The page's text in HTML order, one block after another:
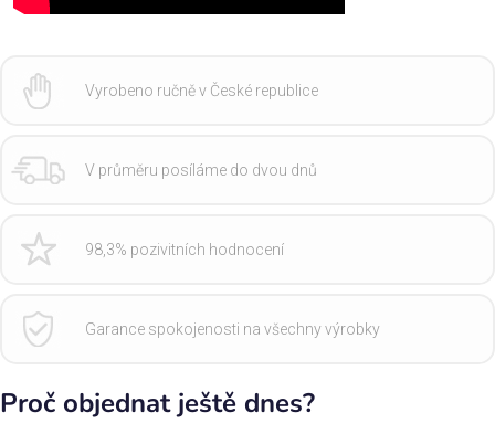
Vyrobeno ručně v České republice
V průměru posíláme do dvou dnů
98,3% pozivitních hodnocení
Garance spokojenosti na všechny výrobky
Proč objednat ještě dnes?